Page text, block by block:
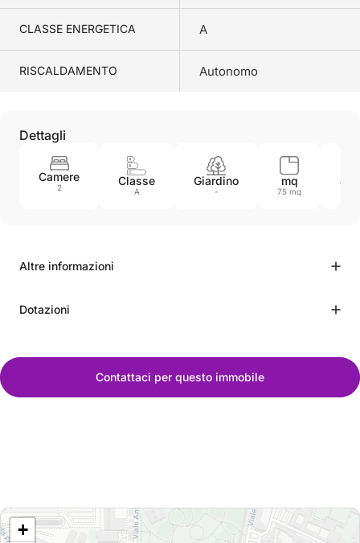
CLASSE ENERGETICA A
RISCALDAMENTO Autonomo
Dettagli
Camere
2
Classe
A
Giardino
-
mq
75 mq
Altre informazioni
Dotazioni
Contattaci per questo immobile
+